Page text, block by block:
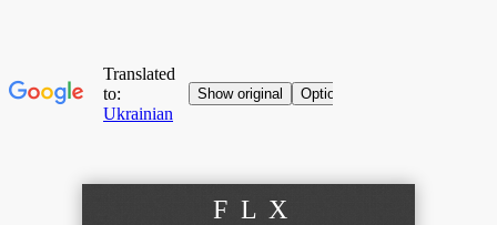
F L X